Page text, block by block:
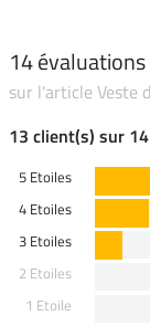
14 évaluations
sur l'article Veste
13 client(s) sur
5 Etoiles
4 Etoiles
3 Etoiles
2 Etoiles
1 Etoile